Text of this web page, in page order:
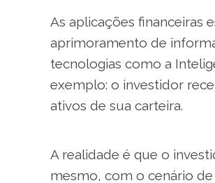
As aplicações financeiras
aprimoramento de
tecnologias como a
exemplo: o investidor
ativos de sua carteira.
A realidade é que o
mesmo, com o cenário